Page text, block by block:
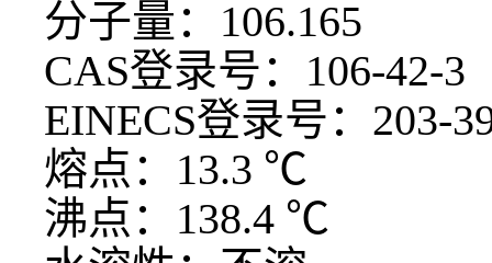
分子量： 106.165
CAS登录号：106-42-3
EINECS登录号：203-
熔点： 13.3 ℃
沸点： 138.4 ℃